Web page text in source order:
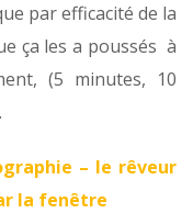
par efficacité de la
ça les a poussés à
(5 minutes, 10
– le rêveur
la fenêtre